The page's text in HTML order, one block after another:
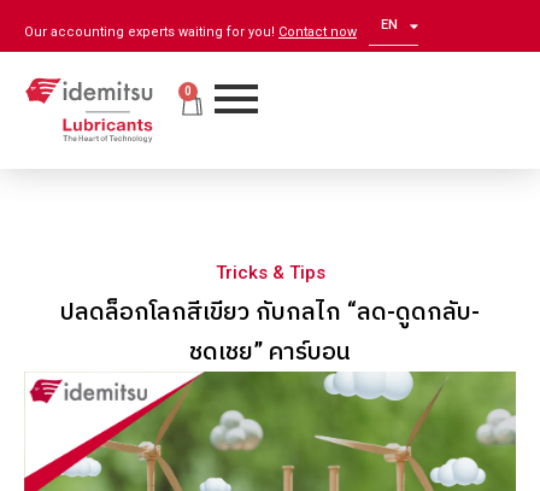
Our accounting experts waiting for you! Contact now EN
ZH
0
Tricks & Tips
ปลดล็อกโลกสีเขียว กับกลไก “ลด-ดูดกลับ-
ชดเชย” คาร์บอน